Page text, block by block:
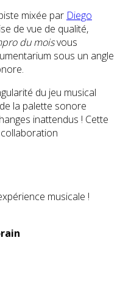
mixée par Diego
de vue de qualité,
du moisvous
sous un angle
du jeu musical
la palette sonore
inattendus ! Cette
musicale !